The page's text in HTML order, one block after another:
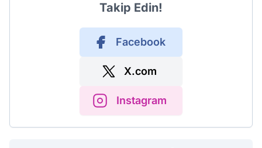
Takip Edin!
Facebook
X.com
Instagram